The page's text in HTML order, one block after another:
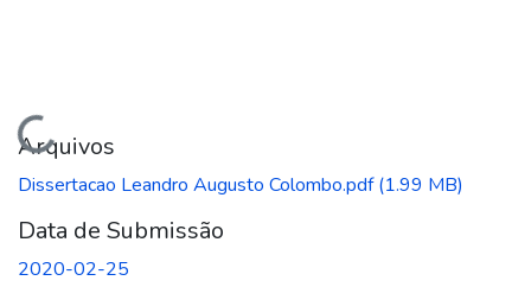
Carregando...
Arquivos
Dissertacao Leandro Augusto Colombo.pdf(1.99 MB)
Data de Submissão
2020-02-25